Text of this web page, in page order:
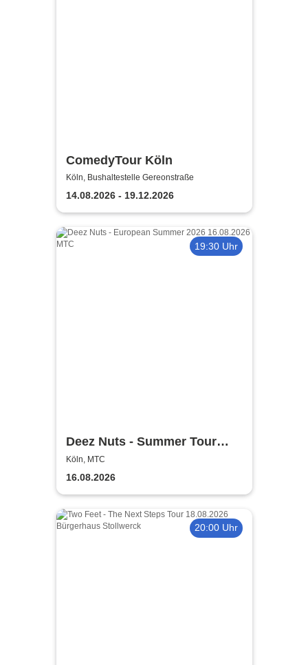
ComedyTour Köln
Köln, Bushaltestelle Gereonstraße
14.08.2026 - 19.12.2026
19:30 Uhr
Deez Nuts - Summer Tour
2026
Köln, MTC
16.08.2026
20:00 Uhr